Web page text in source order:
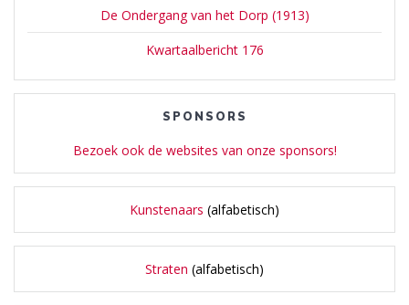
De Ondergang van het Dorp (1913)
Kwartaalbericht 176
SPONSORS
Bezoek ook de websites van onze sponsors!
Kunstenaars (alfabetisch)
Straten (alfabetisch)